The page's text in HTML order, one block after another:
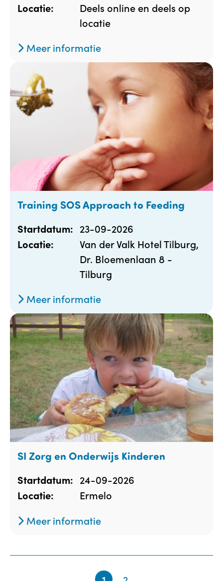
Locatie:
Deels online en deels op
locatie
Meer informatie
Training SOS Approach to Feeding
Startdatum: 23-09-2026
Locatie:
Van der Valk Hotel Tilburg,
Dr. Bloemenlaan 8 -
Tilburg
Meer informatie
SI Zorg en Onderwijs Kinderen
Startdatum: 24-09-2026
Locatie:
Ermelo
Meer informatie